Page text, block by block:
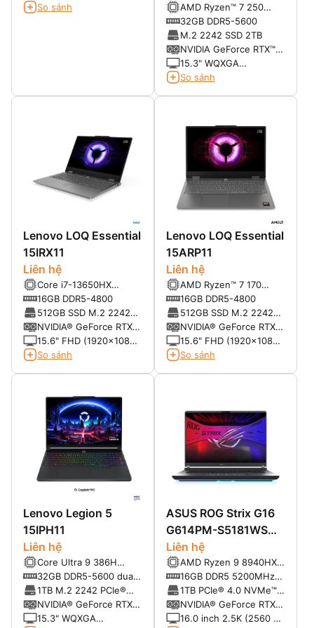
So sánh
AMD Ryzen™ 7 250
Processor (8C, 16T, up
to 5.10GHz)
32GB DDR5-5600
M.2 2242 SSD 2TB
NVIDIA GeForce RTX™
5060 Laptop GPU
15.3" WQXGA
(2560x1600) OLED
So sánh
Lenovo LOQ Essential
15IRX11
Liên hệ
Core i7-13650HX
(14C/20T, up to
4.96GHz, 24MB)
16GB DDR5-4800
512GB SSD M.2 2242
PCIe® 4.0 NVMe®
NVIDIA® GeForce RTX
5060 8GB GDDR7
15.6" FHD (1920x1080)
Non-touch IPS 300nits
So sánh
Lenovo LOQ Essential
15ARP11
Liên hệ
AMD Ryzen™ 7 170
(8C/16T, up to
4.75GHz, 20MB)
16GB DDR5-4800
512GB SSD M.2 2242
PCIe® 4.0 NVMe®
NVIDIA® GeForce RTX
5060 8GB GDDR7
15.6" FHD (1920x1080)
Non-touch IPS 300nits
So sánh
Lenovo Legion 5
15IPH11
Liên hệ
Core Ultra 9 386H
(16C/16T, up to
4.9GHz, 18MB)
32GB DDR5-5600 dual-
channel capable
1TB M.2 2242 PCIe®
NVMe®, PCIe® 4.0 SSD
NVIDIA® GeForce RTX
5060 8GB GDDR7
15.3" WQXGA
ASUS ROG Strix G16
G614PM-S5181WS
(Ryzen™ 9-8940HX |
16GB | 1TB | RTX
5060 8GB | 16.0 inch
WQXGA 240Hz | Win
11 | Xám)
Liên hệ
AMD Ryzen 9 8940HX
(2.40Hz up to 5.3GHz,
64MB Cache)
16GB DDR5 5200MHz
SO-DIMM (2 slots, up
to 64GB)
1TB PCIe® 4.0 NVMe™
M.2 SSD
NVIDIA® GeForce RTX™
5060 8GB GDDR7
16.0 inch 2.5K (2560 x